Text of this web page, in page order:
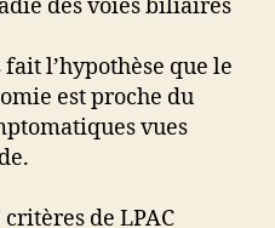
des voies biliaires
l’hypothèse que le
est proche du
vues
de LPAC